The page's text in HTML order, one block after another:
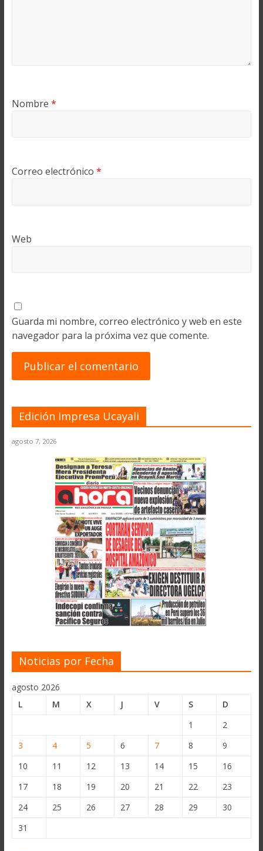
Nombre *
Correo electrónico *
Web
Guarda mi nombre, correo electrónico y web en este
navegador para la próxima vez que comente.
Edición Impresa Ucayali
agosto 7, 2026
Noticias por Fecha
agosto 2026
L
M X J V S
D
1
2
3
4 5 6 7 8
9
10
11 12 13 14 15
16
17
18 19 20 21 22
23
24
25 26 27 28 29
30
31